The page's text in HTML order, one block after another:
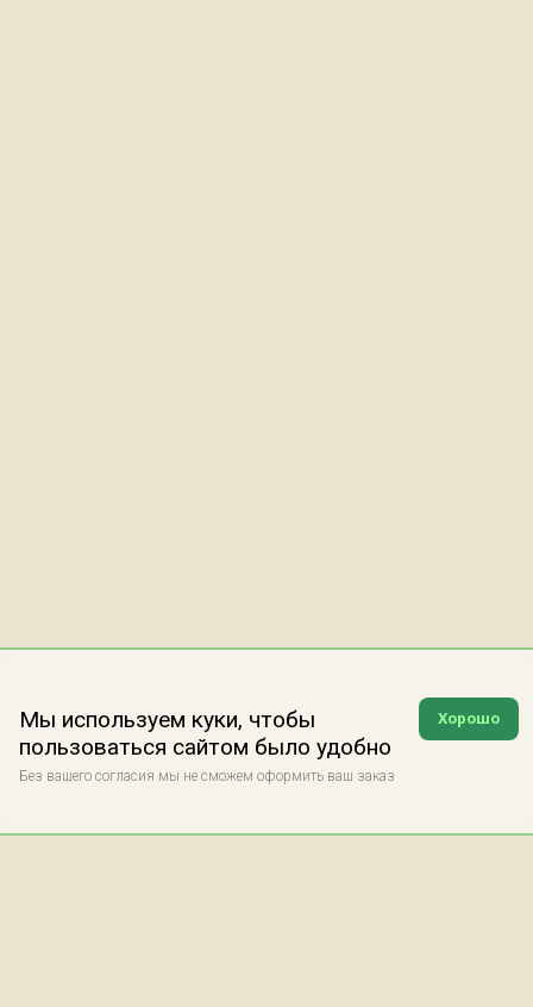
Хорошо
Мы используем куки, чтобы
пользоваться сайтом было удобно
Без вашего согласия мы не сможем оформить ваш заказ